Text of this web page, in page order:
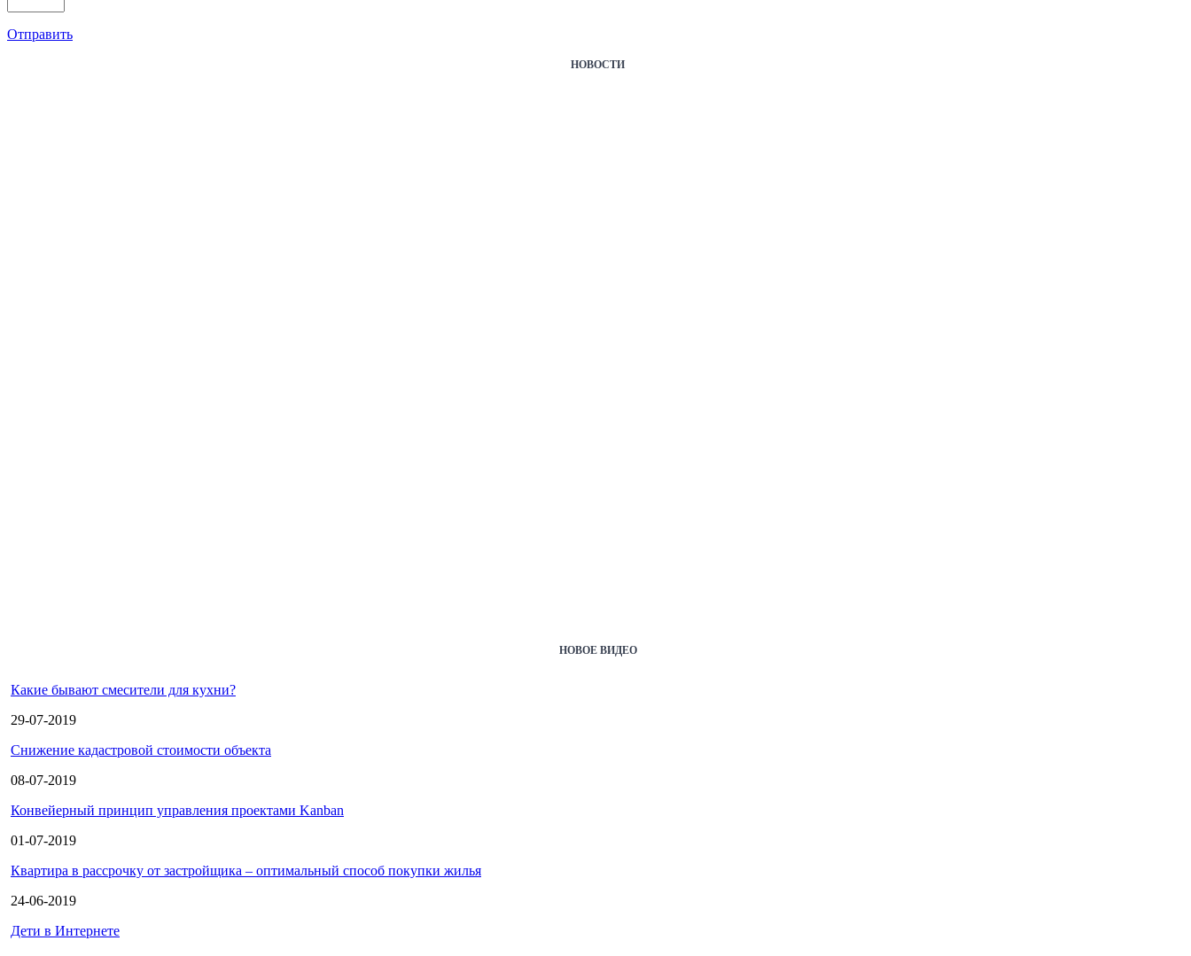
Отправить
НОВОСТИ
НОВОЕ ВИДЕО
Какие бывают смесители для кухни?
29-07-2019
Снижение кадастровой стоимости объекта
08-07-2019
Конвейерный принцип управления проектами Kanban
01-07-2019
Квартира в рассрочку от застройщика – оптимальный способ покупки жилья
24-06-2019
Дети в Интернете